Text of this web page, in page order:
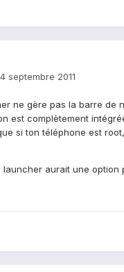
septembre 2011
ne gère pas la barre de
est complètement
si ton téléphone est
launcher aurait une option